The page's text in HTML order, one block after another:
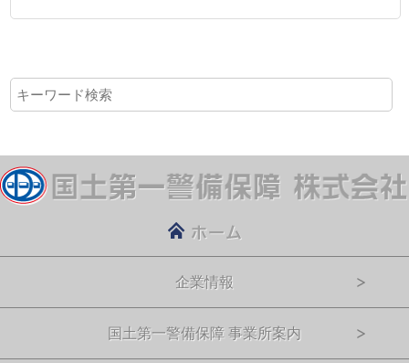
企業情報
国土第一警備保障 事業所案内